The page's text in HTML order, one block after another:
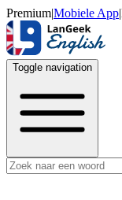
Premium|Mobiele App|
Toggle navigation